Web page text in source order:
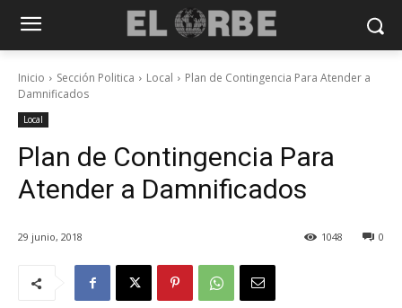
Inicio Sección Politica Local
Plan de Contingencia Para Atender a
Damnificados
Local
Plan de Contingencia Para
Atender a Damnificados
29 junio, 2018 0
1048